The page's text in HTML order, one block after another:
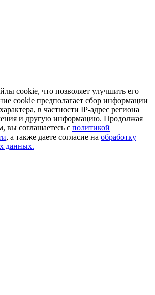
cookie, что позволяет улучшить его
cookie предполагает сбор информации
в частности IP-адрес региона
и другую информацию. Продолжая
вы соглашаетесь с политикой
, а также даете согласие на обработку
данных.